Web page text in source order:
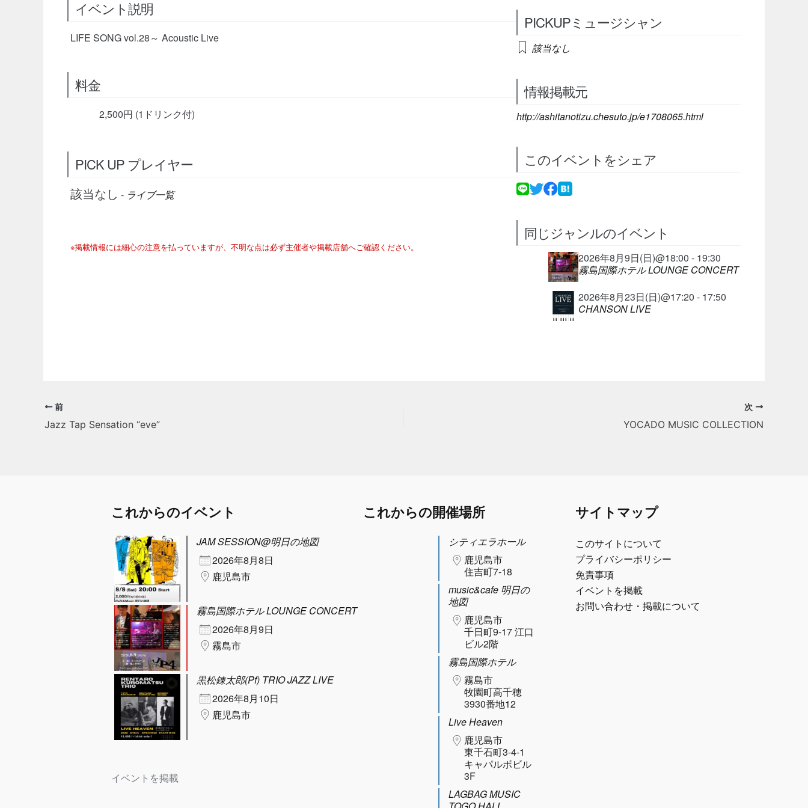
イベント説明
LIFE SONG vol.28～ Acoustic Live
料金
2,500円 (1ドリンク付)
PICK UP プレイヤー
該当なし - ライブ一覧
※掲載情報には細心の注意を払っていますが、不明な点は必ず主催者や掲載店舗へご確認ください。
PICKUPミュージシャン
該当なし
情報掲載元
http://ashitanotizu.chesuto.jp/e1708065.html
このイベントをシェア
同じジャンルのイベント
2026年8月9日(日)@18:00 - 19:30
霧島国際ホテル LOUNGE CONCERT
2026年8月23日(日)@17:20 - 17:50
CHANSON LIVE
前
Jazz Tap Sensation “eve”
次
YOCADO MUSIC COLLECTION
これからのイベント
JAM SESSION@明日の地図
2026年8月8日
鹿児島市
霧島国際ホテル LOUNGE CONCERT
2026年8月9日
霧島市
黒松錬太郎(Pf) TRIO JAZZ LIVE
2026年8月10日
鹿児島市
イベントを掲載
これからの開催場所
シティエラホール
鹿児島市
住吉町7-18
music&cafe 明日の
地図
鹿児島市
千日町9-17 江口
ビル2階
霧島国際ホテル
霧島市
牧園町高千穂
3930番地12
Live Heaven
鹿児島市
東千石町3-4-1
キャパルボビル
3F
LAGBAG MUSIC
サイトマップ
このサイトについて
プライバシーポリシー
免責事項
イベントを掲載
お問い合わせ・掲載について